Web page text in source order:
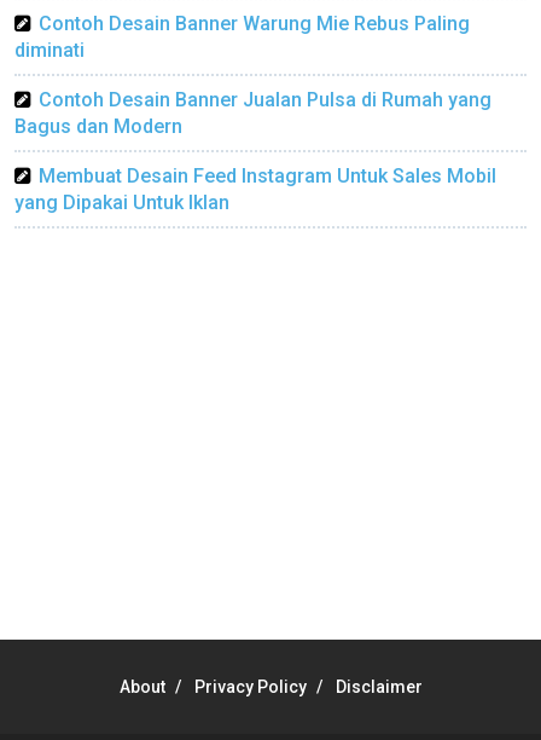
Contoh Desain Banner Warung Mie Rebus Paling
diminati
Contoh Desain Banner Jualan Pulsa di Rumah yang
Bagus dan Modern
Membuat Desain Feed Instagram Untuk Sales Mobil
yang Dipakai Untuk Iklan
About Privacy Policy Disclaimer